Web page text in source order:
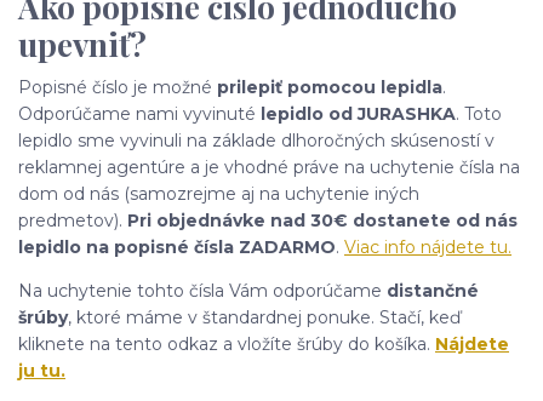
upevniť?
Popisné číslo je možné prilepiť pomocou lepidla.
Odporúčame nami vyvinuté lepidlo od JURASHKA. Toto
lepidlo sme vyvinuli na základe dlhoročných skúseností v
reklamnej agentúre a je vhodné práve na uchytenie čísla na
dom od nás (samozrejme aj na uchytenie iných
predmetov). Pri objednávke nad 30€ dostanete od nás
lepidlo na popisné čísla ZADARMO. Viac info nájdete tu.
Na uchytenie tohto čísla Vám odporúčame distančné
šrúby, ktoré máme v štandardnej ponuke. Stačí, keď
kliknete na tento odkaz a vložíte šrúby do košíka. Nájdete
ju tu.